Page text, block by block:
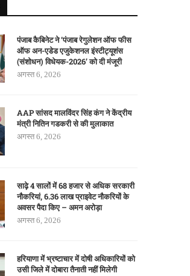
पंजाब कैबिनेट ने ‘पंजाब रेगुलेशन ऑफ फीस
ऑफ अन-एडेड एजुकेशनल इंस्टीट्यूशंस
(संशोधन) विधेयक-2026’ को दी मंजूरी
अगस्त 6, 2026
AAP सांसद मालविंदर सिंह कंग ने केंद्रीय
मंत्री नितिन गडकरी से की मुलाकात
अगस्त 6, 2026
साढ़े 4 सालों में 68 हजार से अधिक सरकारी
नौकरियां, 6.36 लाख प्राइवेट नौकरियों के
अवसर पैदा किए – अमन अरोड़ा
अगस्त 6, 2026
हरियाणा में भ्रष्टाचार में दोषी अधिकारियों को
उसी जिले में दोबारा तैनाती नहीं मिलेगी